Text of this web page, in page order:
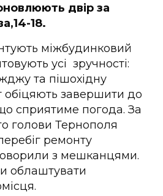
двір за
18.
міжбудинковий
усі зручності:
та пішохідну
обіцяють завершити до
сприятиме погода. За
голови Тернополя
ремонту
з мешканцями.
облаштувати